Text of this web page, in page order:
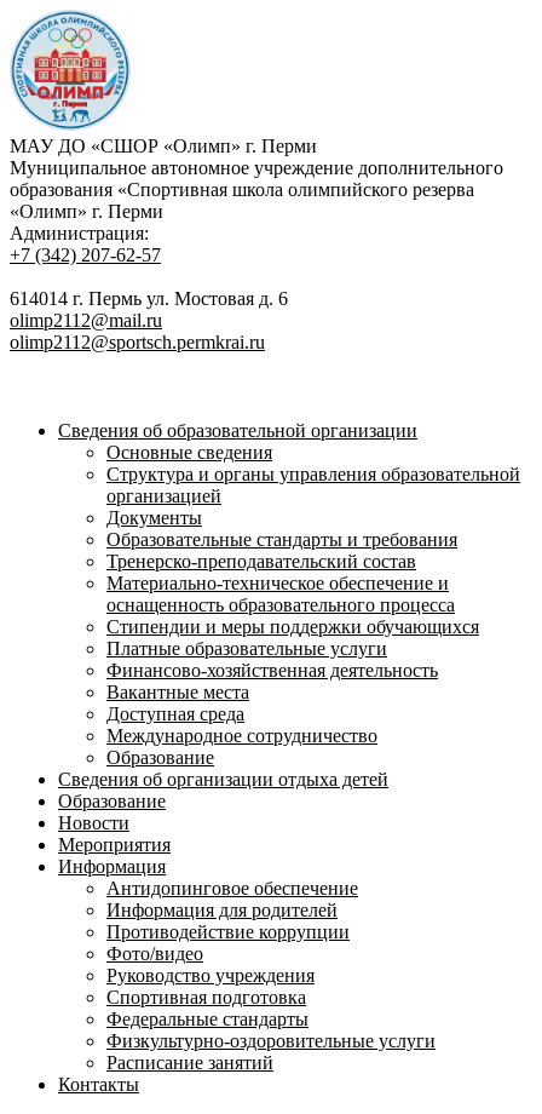
МАУ ДО «СШОР «Олимп» г. Перми
Муниципальное автономное учреждение дополнительного
образования «Спортивная школа олимпийского резерва
«Олимп» г. Перми
Администрация:
+7 (342) 207-62-57
614014 г. Пермь ул. Мостовая д. 6
olimp2112@mail.ru
olimp2112@sportsch.permkrai.ru
Сведения об образовательной организации
Основные сведения
Структура и органы управления образовательной
организацией
Документы
Образовательные стандарты и требования
Тренерско-преподавательский состав
Материально-техническое обеспечение и
оснащенность образовательного процесса
Стипендии и меры поддержки обучающихся
Платные образовательные услуги
Финансово-хозяйственная деятельность
Вакантные места
Доступная среда
Международное сотрудничество
Образование
Сведения об организации отдыха детей
Образование
Новости
Мероприятия
Информация
Антидопинговое обеспечение
Информация для родителей
Противодействие коррупции
Фото/видео
Руководство учреждения
Спортивная подготовка
Федеральные стандарты
Физкультурно-оздоровительные услуги
Расписание занятий
Контакты